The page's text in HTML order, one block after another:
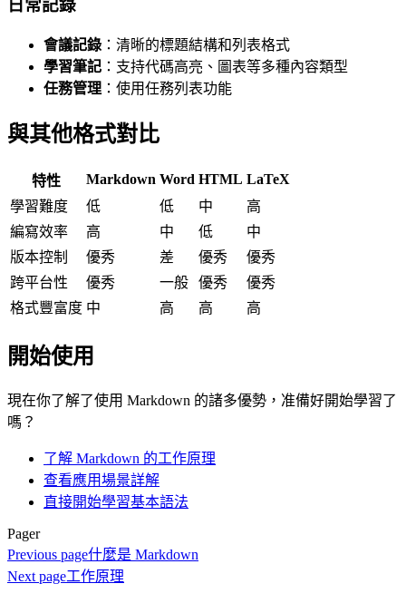
日常記錄
會議記錄 ：清晰的標題結構和列表格式
學習筆記 ：支持代碼高亮、圖表等多種內容類型
任務管理 ：使用任務列表功能
與其他格式對比
特性 Markdown Word HTML LaTeX
學習難度
低 低 中
高
編寫效率
高 中 低
中
版本控制
優秀 差 優秀
優秀
跨平台性
優秀 一般 優秀
優秀
格式豐富度 中 高 高 高
開始使用
現在你了解了使用 Markdown 的諸多優勢，准備好開始學習了
嗎？
了解 Markdown 的工作原理
查看應用場景詳解
直接開始學習基本語法
Pager
Previous page什麼是 Markdown
Next page工作原理